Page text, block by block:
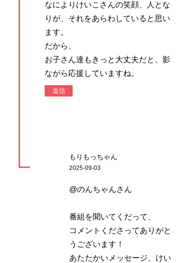
なによりけいこさんの笑顔、人とな
りが、それをあらわしていると思い
ます。
だから、
お子さん達もきっと大丈夫だと、影
ながら応援していますね。
返信
もりもっちゃん
2025-09-03
@のんちゃんさん
番組を聞いてくだって、
コメントくださってありがと
うございます！
あたたかいメッセージ、けい